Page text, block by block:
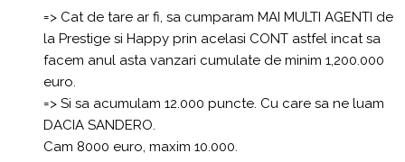
=> Cat de tare ar fi, sa cumparam MAI MULTI AGENTI de
la Prestige si Happy prin acelasi CONT astfel incat sa
facem anul asta vanzari cumulate de minim 1,200.000
euro.
=> Si sa acumulam 12.000 puncte. Cu care sa ne luam
DACIA SANDERO.
Cam 8000 euro, maxim 10.000.